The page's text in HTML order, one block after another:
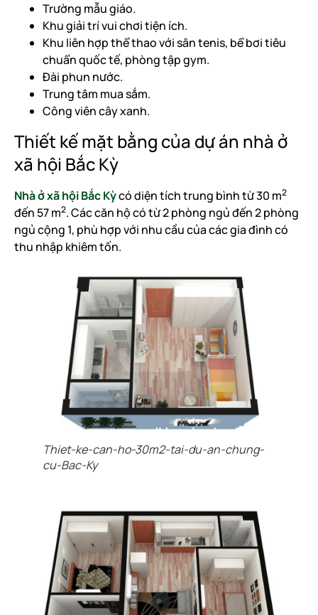
Trường mẫu giáo.
Khu giải trí vui chơi tiện ích.
Khu liên hợp thể thao với sân tenis, bể bơi tiêu
chuẩn quốc tế, phòng tập gym.
Đài phun nước.
Trung tâm mua sắm.
Công viên cây xanh.
Thiết kế mặt bằng của dự án nhà ở
xã hội Bắc Kỳ
Nhà ở xã hội Bắc Kỳcó diện tích trung bình từ 30 m2
đến 57 m2. Các căn hộ có từ 2 phòng ngủ đến 2 phòng
ngủ cộng 1, phù hợp với nhu cầu của các gia đình có
thu nhập khiêm tốn.
Thiet-ke-can-ho-30m2-tai-du-an-chung-
cu-Bac-Ky